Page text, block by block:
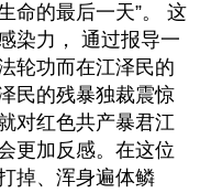
命的最后一天”。 这
染力， 通过报导一
轮功而在江泽民的
民的残暴独裁震惊
对红色共产暴君江
更加反感。在这位
掉、浑身遍体鳞